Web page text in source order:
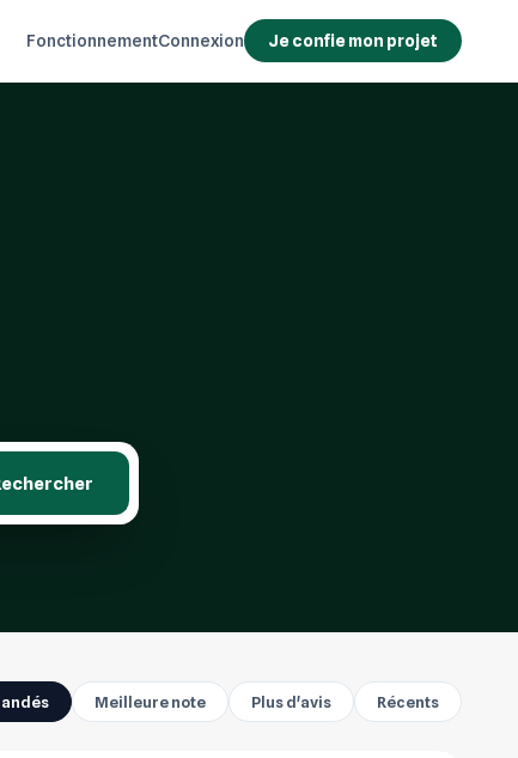
FonctionnementConnexion Je confie mon projet
Meilleure note Plus d'avis Récents